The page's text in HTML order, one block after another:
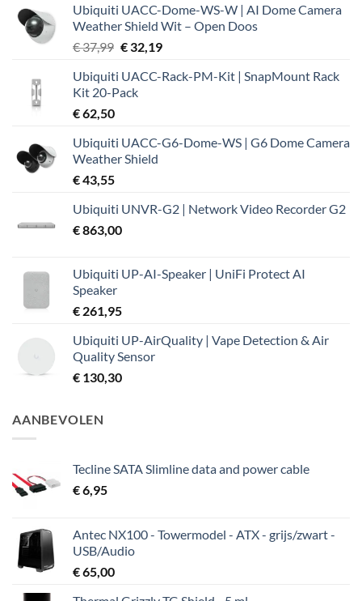
Ubiquiti UACC-Dome-WS-W | AI Dome Camera
Weather Shield Wit – Open Doos
€37,99 Oorspronkelijke
was:
€ 37,99.
€32,19Huidige
is:
Ubiquiti UACC-Rack-PM-Kit | SnapMount Rack
Kit 20-Pack
€62,50
Ubiquiti UACC-G6-Dome-WS | G6 Dome Camera
Weather Shield
€43,55
Ubiquiti UNVR-G2 | Network Video Recorder G2
€863,00
Ubiquiti UP-AI-Speaker | UniFi Protect AI
Speaker
€ 261,95
Ubiquiti UP-AirQuality | Vape Detection & Air
Quality Sensor
€ 130,30
AANBEVOLEN
Tecline SATA Slimline data and power cable
€6,95
Antec NX100 - Towermodel - ATX - grijs/zwart -
USB/Audio
€65,00